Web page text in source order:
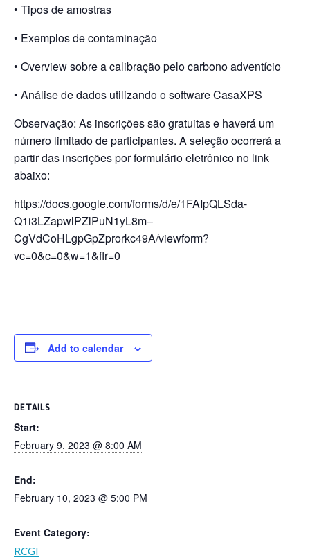
• Tipos de amostras
• Exemplos de contaminação
• Overview sobre a calibração pelo carbono adventício
• Análise de dados utilizando o software CasaXPS
Observação: As inscrições são gratuitas e haverá um
número limitado de participantes. A seleção ocorrerá a
partir das inscrições por formulário eletrônico no link
abaixo:
https://docs.google.com/forms/d/e/1FAIpQLSda-
Q1i3LZapwlPZlPuN1yL8m–
CgVdCoHLgpGpZprorkc49A/viewform?
vc=0&c=0&w=1&flr=0
Add to calendar
DETAILS
Start:
February 9, 2023 @ 8:00 AM
End:
February 10, 2023 @ 5:00 PM
Event Category:
RCGI